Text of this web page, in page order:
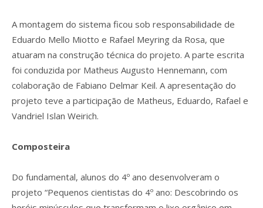
A montagem do sistema ficou sob responsabilidade de
Eduardo Mello Miotto e Rafael Meyring da Rosa, que
atuaram na construção técnica do projeto. A parte escrita
foi conduzida por Matheus Augusto Hennemann, com
colaboração de Fabiano Delmar Keil. A apresentação do
projeto teve a participação de Matheus, Eduardo, Rafael e
Vandriel Islan Weirich.
Composteira
Do fundamental, alunos do 4º ano desenvolveram o
projeto “Pequenos cientistas do 4º ano: Descobrindo os